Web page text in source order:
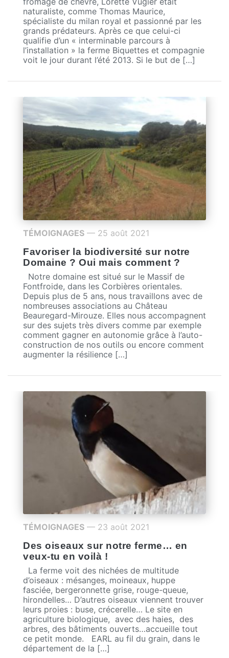
naturaliste, comme Thomas Maurice,
spécialiste du milan royal et passionné par les
grands prédateurs. Après ce que celui-ci
qualifie d’un « interminable parcours à
l’installation » la ferme Biquettes et compagnie
voit le jour durant l’été 2013. Si le but de […]
TÉMOIGNAGES — 25 août 2021
Favoriser la biodiversité sur notre
Domaine ? Oui mais comment ?
Notre domaine est situé sur le Massif de
Fontfroide, dans les Corbières orientales.
Depuis plus de 5 ans, nous travaillons avec de
nombreuses associations au Château
Beauregard-Mirouze. Elles nous accompagnent
sur des sujets très divers comme par exemple
comment gagner en autonomie grâce à l’auto-
construction de nos outils ou encore comment
augmenter la résilience […]
TÉMOIGNAGES — 23 août 2021
Des oiseaux sur notre ferme… en
veux-tu en voilà !
La ferme voit des nichées de multitude
d’oiseaux : mésanges, moineaux, huppe
fasciée, bergeronnette grise, rouge-queue,
hirondelles… D’autres oiseaux viennent trouver
leurs proies : buse, crécerelle… Le site en
agriculture biologique, avec des haies, des
arbres, des bâtiments ouverts…accueille tout
ce petit monde. EARL au fil du grain, dans le
département de la […]